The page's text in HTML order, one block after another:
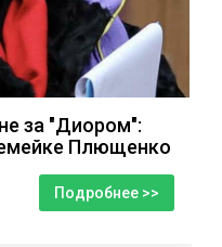
за "Диором":
Плющенко
Подробнее >>